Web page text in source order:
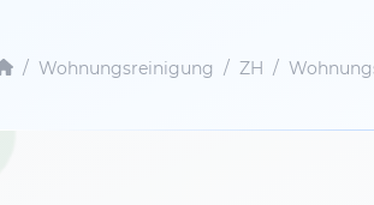
/ Wohnungsreinigung / ZH /